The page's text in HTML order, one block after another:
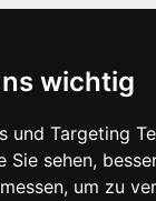
wichtig
und Targeting
sehen,
um zu